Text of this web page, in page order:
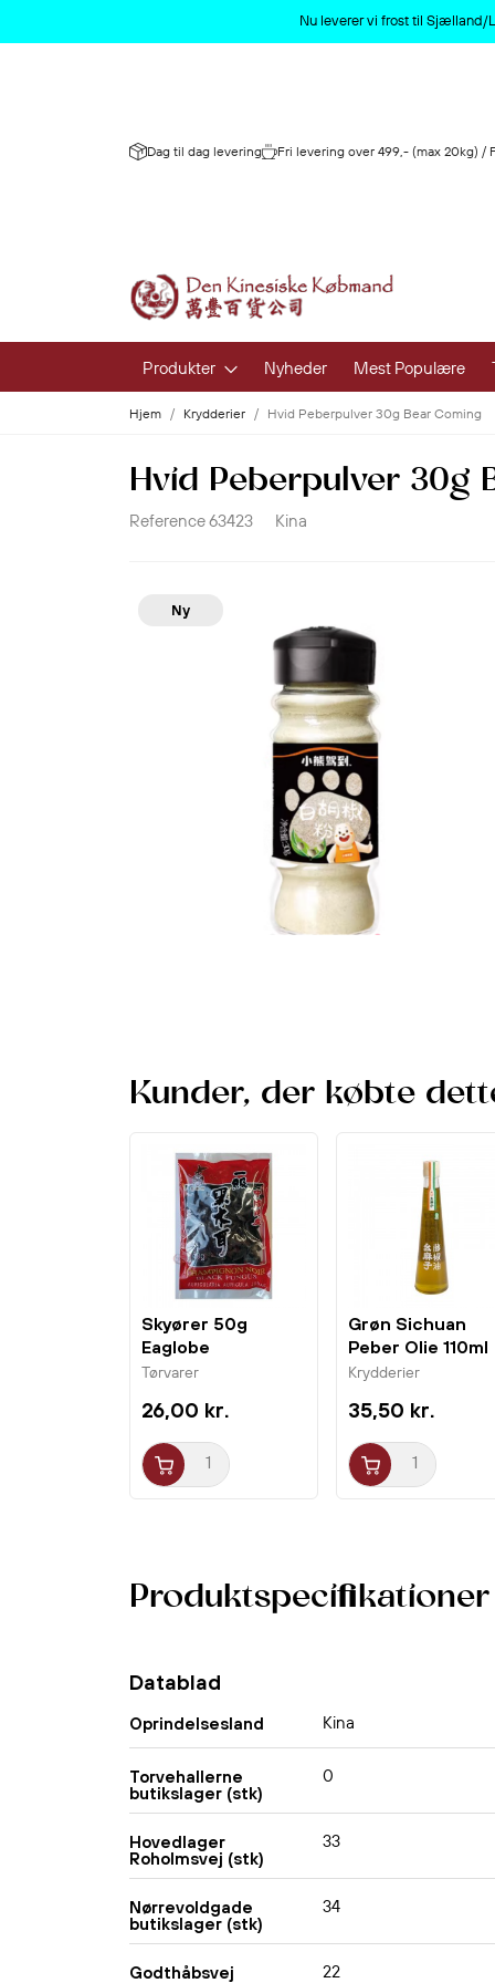
Nu leverer vi frost til Sjælland/
Dag til dag levering Fri levering over 499,- (max 20kg)
Produkter
Frisk Frugt
Nyheder Mest Populære
Hjem Krydderier Hvid Peberpulver 30g Bear Coming
Hvid Peberpulver 30g
Reference63423 Kina
Ny
Produktspecifikationer
Datablad
Oprindelsesland Kina
Torvehallerne
butikslager (stk)
0
Hovedlager
Roholmsvej (stk)
33
Nørrevoldgade
butikslager (stk)
34
Godthåbsvej
22
Kunder, der købte
Skyører 50g
Eaglobe
Tørvarer
26,00 kr.
Grøn Sichuan
Peber Olie 110ml
Yaomazi
Krydderier
35,50 kr.